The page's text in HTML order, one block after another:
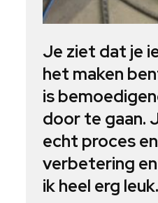
Je ziet dat je
het maken
is
door te gaan.
echt proces en
verbetering
ik heel erg leuk.